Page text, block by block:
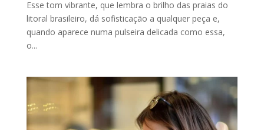
Esse tom vibrante, que lembra o brilho das praias do
litoral brasileiro, dá sofisticação a qualquer peça e,
quando aparece numa pulseira delicada como essa,
o...